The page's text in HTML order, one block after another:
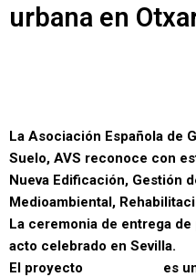
urbana en
La Asociación Española de
Suelo, AVS reconoce con
Nueva Edificación, Gestión
Medioambiental,
La ceremonia de entrega
acto celebrado en Sevilla.
El proyecto
es